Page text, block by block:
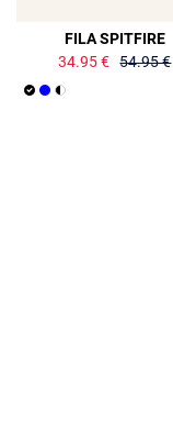
FILA SPITFIRE
34.95 € 54.95 €